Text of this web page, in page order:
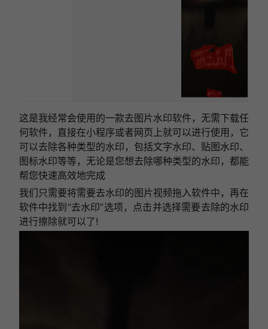
这是我经常会使用的一款去图片水印软件，无需下载任
何软件，直接在小程序或者网页上就可以进行使用，它
可以去除各种类型的水印，包括文字水印、贴图水印、
图标水印等等，无论是您想去除哪种类型的水印，都能
帮您快速高效地完成
我们只需要将需要去水印的图片视频拖入软件中，再在
软件中找到“去水印”选项，点击并选择需要去除的水印
进行擦除就可以了!